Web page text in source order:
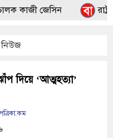
কাজী জেসিন
দিয়ে ‘আত্মহত্যা’